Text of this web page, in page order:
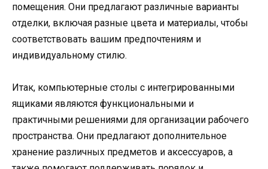
помещения. Они предлагают различные варианты
отделки, включая разные цвета и материалы, чтобы
соответствовать вашим предпочтениям и
индивидуальному стилю.
Итак, компьютерные столы с интегрированными
ящиками являются функциональными и
практичными решениями для организации рабочего
пространства. Они предлагают дополнительное
хранение различных предметов и аксессуаров, а